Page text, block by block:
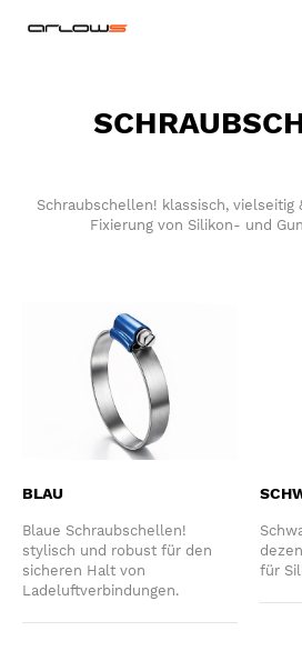
Schraubschellen! klassisch, vielseitig
Fixierung von Silikon- und
BLAU
Blaue Schraubschellen!
stylisch und robust für den
sicheren Halt von
Ladeluftverbindungen.
für